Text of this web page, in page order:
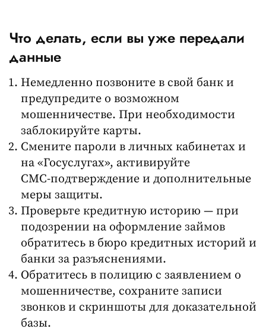
Что делать, если вы уже передали
данные
Немедленно позвоните в свой банк и
предупредите о возможном
мошенничестве. При необходимости
заблокируйте карты.
Смените пароли в личных кабинетах и
на «Госуслугах», активируйте
СМС‑подтверждение и дополнительные
меры защиты.
Проверьте кредитную историю — при
подозрении на оформление займов
обратитесь в бюро кредитных историй и
банки за разъяснениями.
Обратитесь в полицию с заявлением о
мошенничестве, сохраните записи
звонков и скриншоты для доказательной
базы.